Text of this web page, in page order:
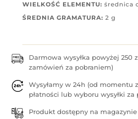
WIELKOŚĆ ELEMENTU: średnica
ŚREDNIA GRAMATURA: 2 g
Darmowa wysyłka powyżej 250
zamówień za pobraniem)
Wysyłamy w 24h (od momentu
płatności lub wyboru wysyłki za
Produkt dostępny na magazynie